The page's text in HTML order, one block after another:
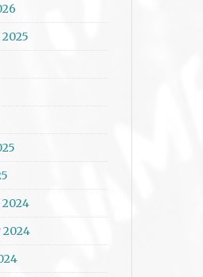
2024